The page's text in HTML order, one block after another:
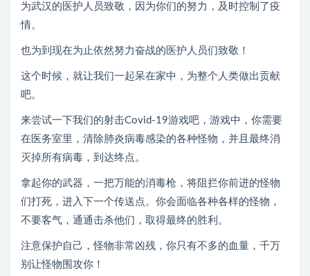
为武汉的医护人员致敬，因为你们的努力，及时控制了疫
情。
也为到现在为止依然努力奋战的医护人员们致敬！
这个时候，就让我们一起呆在家中，为整个人类做出贡献
吧。
来尝试一下我们的射击Covid-19游戏吧，游戏中，你需要
在医务室里，清除肺炎病毒感染的各种怪物，并且最终消
灭掉所有病毒，到达终点。
拿起你的武器，一把万能的消毒枪，将阻拦你前进的怪物
们打死，进入下一个传送点。你会面临各种各样的怪物，
不要客气，通通击杀他们，取得最终的胜利。
注意保护自己，怪物非常凶残，你只有不多的血量，千万
别让怪物围攻你！